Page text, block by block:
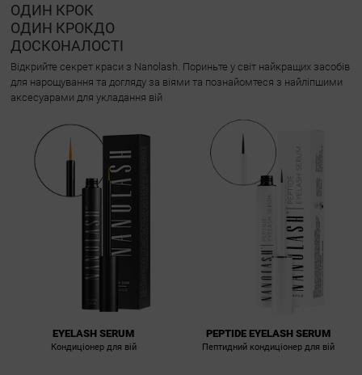
ОДИН КРОК
ОДИН КРОКДО
ДОСКОНАЛОСТІ
Відкрийте секрет краси з Nanolash. Пориньте у світ найкращих засобів
для нарощування та догляду за віями та познайомтеся з найліпшими
аксесуарами для укладання вій
EYELASH SERUM
Кондиціонер для вій
PEPTIDE EYELASH SERUM
Пептидний кондиціонер для вій